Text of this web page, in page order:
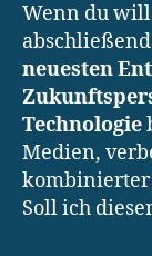
Wenn du
neuesten
Technologie
Medien,
kombinierter
Soll ich